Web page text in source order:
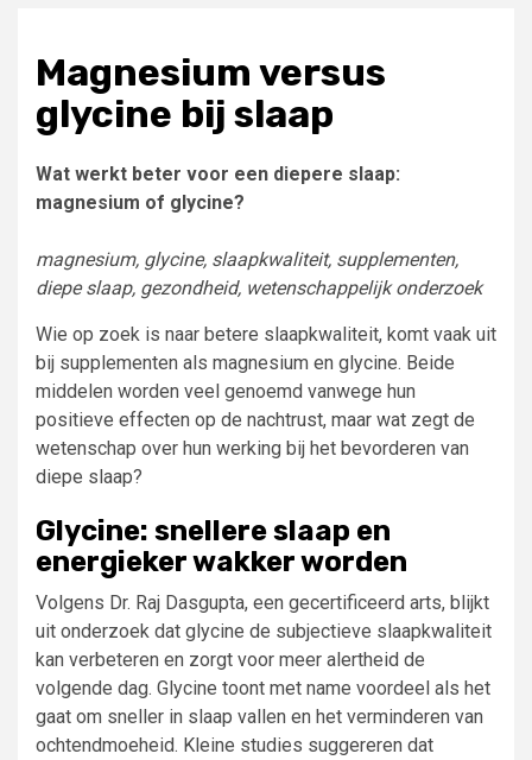
Magnesium versus
glycine bij slaap
Wat werkt beter voor een diepere slaap:
magnesium of glycine?
magnesium, glycine, slaapkwaliteit, supplementen,
diepe slaap, gezondheid, wetenschappelijk onderzoek
Wie op zoek is naar betere slaapkwaliteit, komt vaak uit
bij supplementen als magnesium en glycine. Beide
middelen worden veel genoemd vanwege hun
positieve effecten op de nachtrust, maar wat zegt de
wetenschap over hun werking bij het bevorderen van
diepe slaap?
Glycine: snellere slaap en
energieker wakker worden
Volgens Dr. Raj Dasgupta, een gecertificeerd arts, blijkt
uit onderzoek dat glycine de subjectieve slaapkwaliteit
kan verbeteren en zorgt voor meer alertheid de
volgende dag. Glycine toont met name voordeel als het
gaat om sneller in slaap vallen en het verminderen van
ochtendmoeheid. Kleine studies suggereren dat